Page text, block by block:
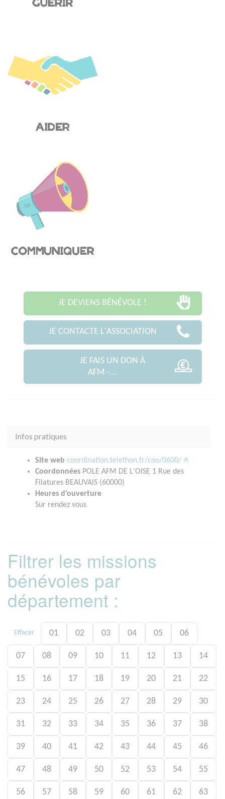
JE DEVIENS BÉNÉVOLE !
JE CONTACTE L'ASSOCIATION
JE FAIS UN DON À
AFM -...
Infos pratiques
Site web coordination.telethon.fr/coo/0600/
Coordonnées POLE AFM DE L'OISE 1 Rue des
Filatures BEAUVAIS (60000)
Heures d'ouverture
Sur rendez vous
Filtrer les missions
bénévoles par
département :
Effacer 01 02 03 04 05 06
07 08 09 10 11 12 13 14
15 16 17 18 19 20 21 22
23 24 25 26 27 28 29 30
31 32 33 34 35 36 37 38
39 40 41 42 43 44 45 46
47 48 49 50 52 53 54 55
56 57 58 59 60 61 62 63